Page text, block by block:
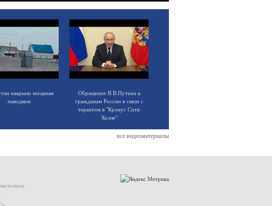
накрыло мощным
паводком
Обращение В.В.Путина к
гражданам России в связи с
терактом в "Крокус Сити
Холле"
все видеоматериалы